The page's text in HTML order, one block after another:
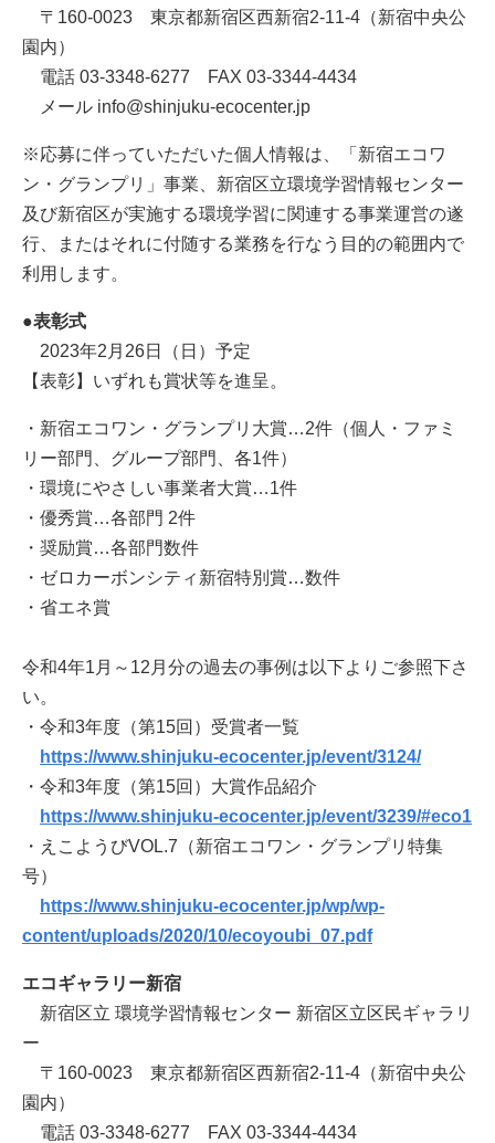
〒160-0023 東京都新宿区西新宿2-11-4（新宿中央公
園内）
電話 03-3348-6277 FAX 03-3344-4434
メール info@shinjuku-ecocenter.jp
※応募に伴っていただいた個人情報は、「新宿エコワ
ン・グランプリ」事業、新宿区立環境学習情報センター
及び新宿区が実施する環境学習に関連する事業運営の遂
行、またはそれに付随する業務を行なう目的の範囲内で
利用します。
●表彰式
2023年2月26日（日）予定
【表彰】いずれも賞状等を進呈。
・新宿エコワン・グランプリ大賞…2件（個人・ファミ
リー部門、グループ部門、各1件）
・環境にやさしい事業者大賞…1件
・優秀賞…各部門 2件
・奨励賞…各部門数件
・ゼロカーボンシティ新宿特別賞…数件
・省エネ賞
令和4年1月～12月分の過去の事例は以下よりご参照下さ
い。
・令和3年度（第15回）受賞者一覧
https://www.shinjuku-ecocenter.jp/event/3124/
・令和3年度（第15回）大賞作品紹介
https://www.shinjuku-ecocenter.jp/event/3239/#eco1
・えこようびVOL.7（新宿エコワン・グランプリ特集
号）
https://www.shinjuku-ecocenter.jp/wp/wp-
content/uploads/2020/10/ecoyoubi_07.pdf
エコギャラリー新宿
新宿区立 環境学習情報センター 新宿区立区民ギャラリ
ー
〒160-0023 東京都新宿区西新宿2-11-4（新宿中央公
園内）
電話 03-3348-6277 FAX 03-3344-4434